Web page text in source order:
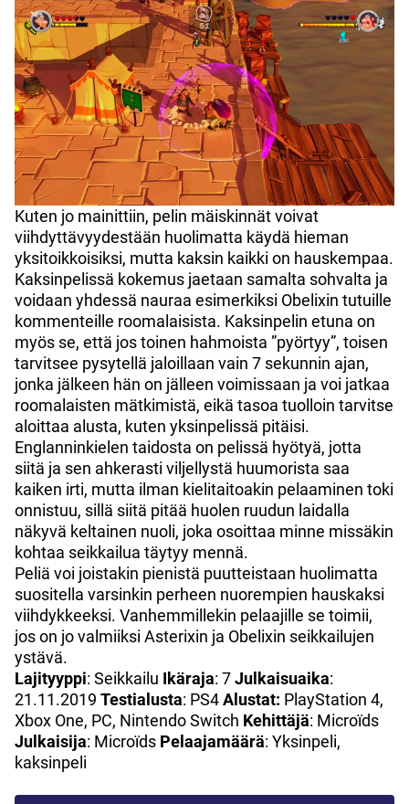
Kuten jo mainittiin, pelin mäiskinnät voivat
viihdyttävyydestään huolimatta käydä hieman
yksitoikkoisiksi, mutta kaksin kaikki on hauskempaa.
Kaksinpelissä kokemus jaetaan samalta sohvalta ja
voidaan yhdessä nauraa esimerkiksi Obelixin tutuille
kommenteille roomalaisista. Kaksinpelin etuna on
myös se, että jos toinen hahmoista ”pyörtyy”, toisen
tarvitsee pysytellä jaloillaan vain 7 sekunnin ajan,
jonka jälkeen hän on jälleen voimissaan ja voi jatkaa
roomalaisten mätkimistä, eikä tasoa tuolloin tarvitse
aloittaa alusta, kuten yksinpelissä pitäisi.
Englanninkielen taidosta on pelissä hyötyä, jotta
siitä ja sen ahkerasti viljellystä huumorista saa
kaiken irti, mutta ilman kielitaitoakin pelaaminen toki
onnistuu, sillä siitä pitää huolen ruudun laidalla
näkyvä keltainen nuoli, joka osoittaa minne missäkin
kohtaa seikkailua täytyy mennä.
Peliä voi joistakin pienistä puutteistaan huolimatta
suositella varsinkin perheen nuorempien hauskaksi
viihdykkeeksi. Vanhemmillekin pelaajille se toimii,
jos on jo valmiiksi Asterixin ja Obelixin seikkailujen
ystävä.
Lajityyppi: Seikkailu Ikäraja: 7Julkaisuaika:
21.11.2019 Testialusta: PS4Alustat: PlayStation 4,
Xbox One, PC, Nintendo Switch Kehittäjä: Microïds
Julkaisija: Microïds Pelaajamäärä: Yksinpeli,
kaksinpeli